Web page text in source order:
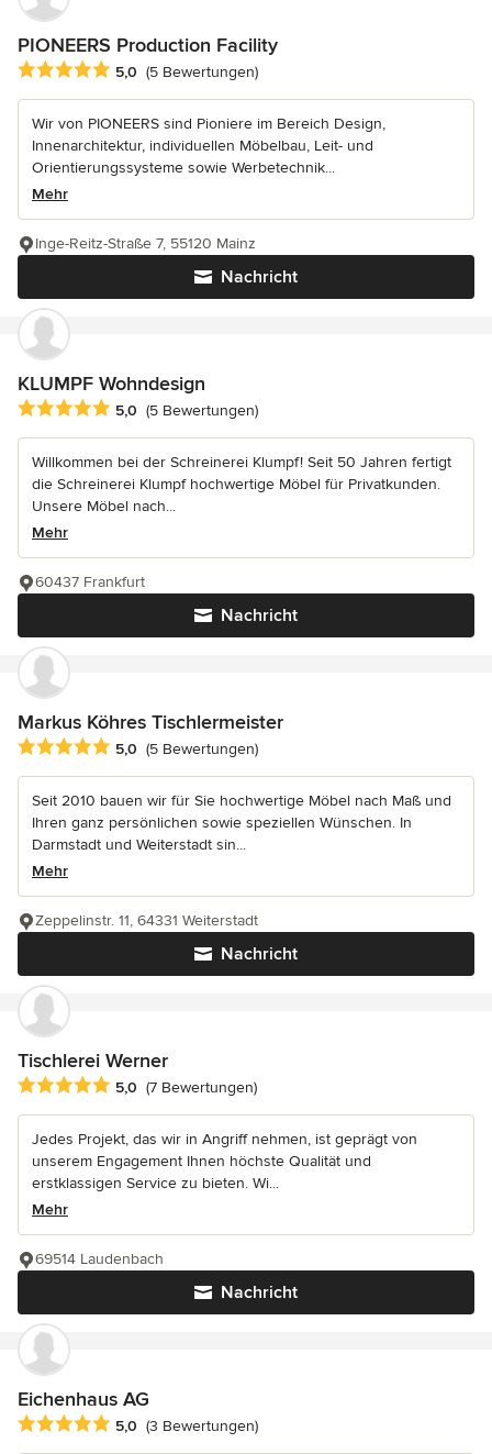
PIONEERS Production Facility
Durchschnittliche Bewertung: 5 von 5 Sternen
5,0 (5 Bewertungen)
Wir von PIONEERS sind Pioniere im Bereich Design,
Innenarchitektur, individuellen Möbelbau, Leit- und
Orientierungssysteme sowie Werbetechnik...
Mehr
Nachricht
Inge-Reitz-Straße 7, 55120 Mainz
KLUMPF Wohndesign
Durchschnittliche Bewertung: 5 von 5 Sternen
5,0 (5 Bewertungen)
Willkommen bei der Schreinerei Klumpf! Seit 50 Jahren fertigt
die Schreinerei Klumpf hochwertige Möbel für Privatkunden.
Unsere Möbel nach...
Mehr
Nachricht
60437 Frankfurt
Markus Köhres Tischlermeister
Durchschnittliche Bewertung: 5 von 5 Sternen
5,0 (5 Bewertungen)
Seit 2010 bauen wir für Sie hochwertige Möbel nach Maß und
Ihren ganz persönlichen sowie speziellen Wünschen. In
Darmstadt und Weiterstadt sin...
Mehr
Nachricht
Zeppelinstr. 11, 64331 Weiterstadt
Tischlerei Werner
Durchschnittliche Bewertung: 5 von 5 Sternen
5,0 (7 Bewertungen)
Jedes Projekt, das wir in Angriff nehmen, ist geprägt von
unserem Engagement Ihnen höchste Qualität und
erstklassigen Service zu bieten. Wi...
Mehr
Nachricht
69514 Laudenbach
Eichenhaus AG
Durchschnittliche Bewertung: 5 von 5 Sternen
5,0 (3 Bewertungen)